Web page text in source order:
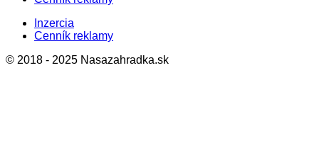
Inzercia
Cenník reklamy
© 2018 - 2025 Nasazahradka.sk